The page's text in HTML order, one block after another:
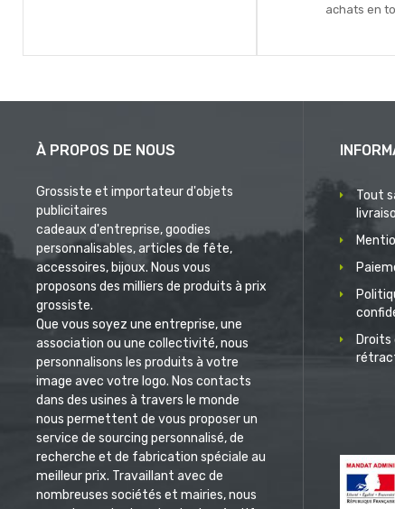
achats en
À PROPOS DE NOUS
Grossiste et importateur d'objets
publicitaires
cadeaux d'entreprise, goodies
personnalisables, articles de fête,
accessoires, bijoux. Nous vous
proposons des milliers de produits à prix
grossiste.
Que vous soyez une entreprise, une
association ou une collectivité, nous
personnalisons les produits à votre
image avec votre logo. Nos contacts
dans des usines à travers le monde
nous permettent de vous proposer un
service de sourcing personnalisé, de
recherche et de fabrication spéciale au
meilleur prix. Travaillant avec de
nombreuses sociétés et mairies, nous
Tout
Droits